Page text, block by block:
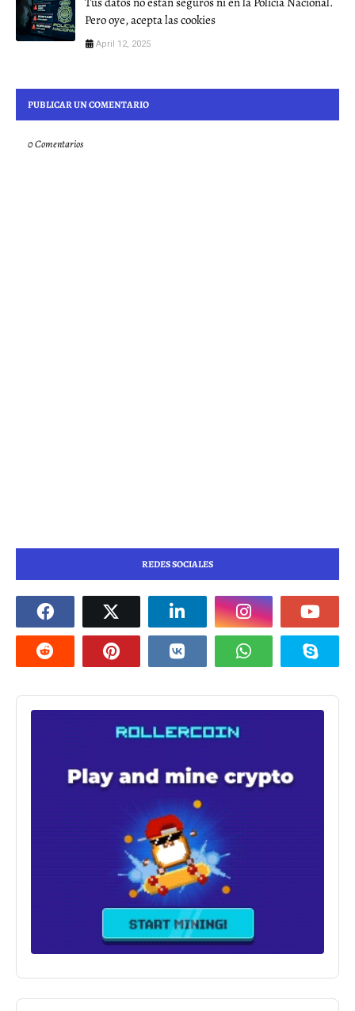
Pero oye, acepta las cookies
April 12, 2025
PUBLICAR UN COMENTARIO
0 Comentarios
REDES SOCIALES